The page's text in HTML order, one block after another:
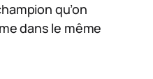
qu’on
dans le même